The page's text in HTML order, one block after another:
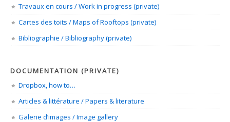
Travaux en cours / Work in progress (private)
Cartes des toits / Maps of Rooftops (private)
Bibliographie / Bibliography (private)
DOCUMENTATION (PRIVATE)
Dropbox, how to…
Articles & littérature / Papers & literature
Galerie d’images / Image gallery